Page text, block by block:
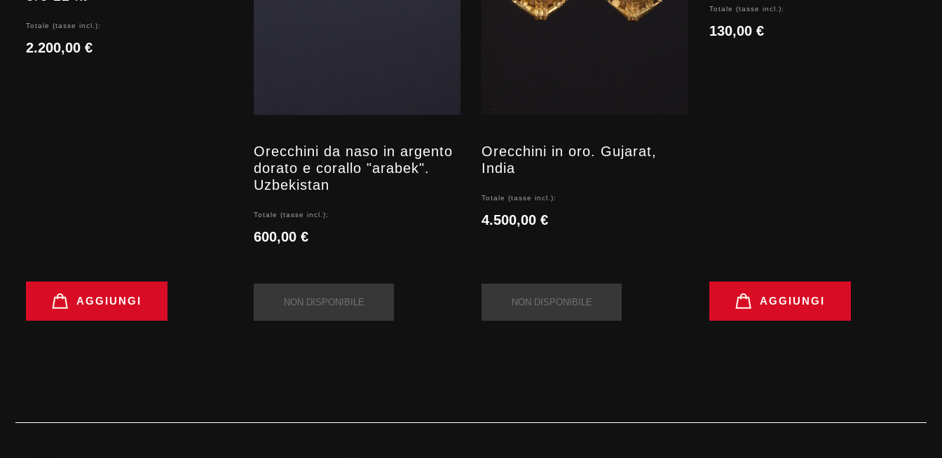
Totale (tasse incl.):
2.200,00 €
AGGIUNGI
Orecchini da naso in argento
dorato e corallo "arabek".
Uzbekistan
Totale (tasse incl.):
600,00 €
NON DISPONIBILE
Orecchini in oro. Gujarat,
India
Totale (tasse incl.):
4.500,00 €
NON DISPONIBILE
Totale (tasse incl.):
130,00 €
AGGIUNGI